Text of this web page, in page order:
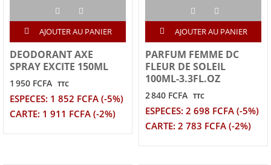
AJOUTER AU PANIER
DEODORANT AXE
SPRAY EXCITE 150ML
1 950 FCFA TTC
ESPECES: 1 852 FCFA (-5%)
CARTE: 1 911 FCFA (-2%)
AJOUTER AU PANIER
PARFUM FEMME DC
FLEUR DE SOLEIL
100ML-3.3FL.OZ
2 840 FCFA TTC
ESPECES: 2 698 FCFA (-5%)
CARTE: 2 783 FCFA (-2%)